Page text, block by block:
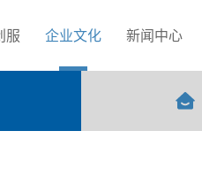
服 企业文化 新闻中心